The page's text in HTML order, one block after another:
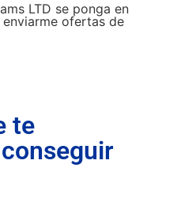
LTD se ponga en
ofertas de
te